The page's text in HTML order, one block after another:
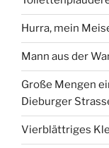
Hurra, mein
Mann aus der
Große Mengen
Dieburger
Vierblättriges